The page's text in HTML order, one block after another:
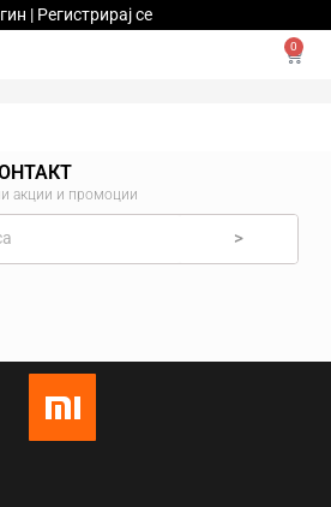
| Регистрирај се
0
акции и промоции
>